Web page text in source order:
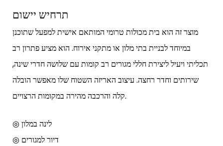
תרחיש יישום
מוצר זה הוא בית מכולות טרומי המותאם אישית למפעל שתוכנן
במיוחד לבניית בתי מלון או מתקני אירוח. הוא מציע פתרון רב
תכליתי ויעיל ליצירת חללי מגורים רב קומות עם שלושה חדרי שינה,
שירותים וחדר רחצה. עיצוב האריזה השטוח שלו מאפשר הובלה
קלה והרכבה מהירה במקומות הרצויים.
◎ דיור למגורים